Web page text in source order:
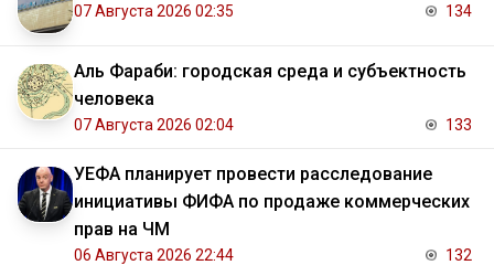
07 Августа 2026 02:35 134
Аль Фараби: городская среда и субъектность
человека
07 Августа 2026 02:04 133
УЕФА планирует провести расследование
инициативы ФИФА по продаже коммерческих
прав на ЧМ
06 Августа 2026 22:44 132